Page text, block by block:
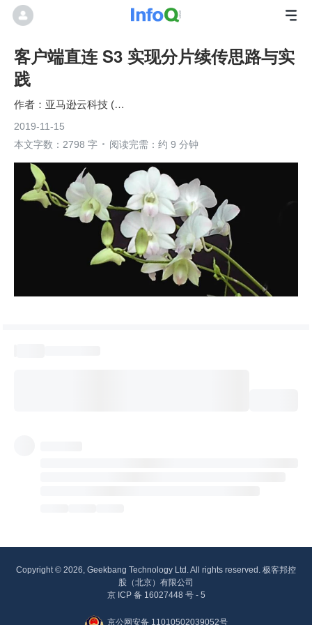
客户端直连 S3 实现分片续传思路与实
践
亚马逊云科技 (Amazon Web Services）
2019-11-15
本文字数：2798 字
阅读完需：约 9 分钟
Copyright © 2026, Geekbang Technology Ltd. All rights reserved. 极客邦控
股（北京）有限公司
京 ICP 备 16027448 号 - 5
京公网安备 11010502039052号